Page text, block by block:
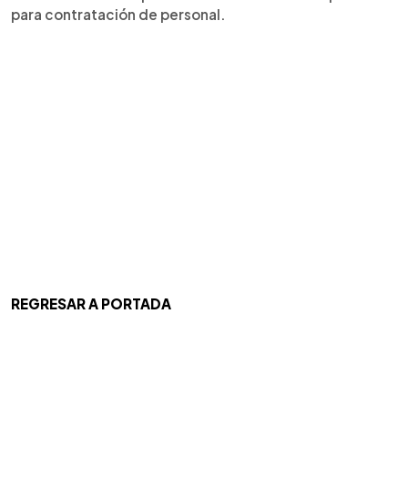
para contratación de personal.
REGRESAR A PORTADA